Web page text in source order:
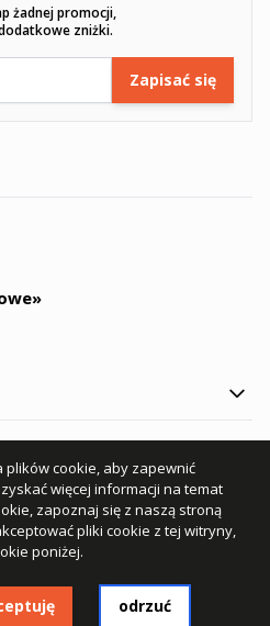
cookie, aby zapewnić
więcej informacji na temat
zapoznaj się z naszą stroną
pliki cookie z tej witryny,
poniżej.
odrzuć
żadnej promocji,
zniżki.
Zapisać się
zastrzeżone KOFFA